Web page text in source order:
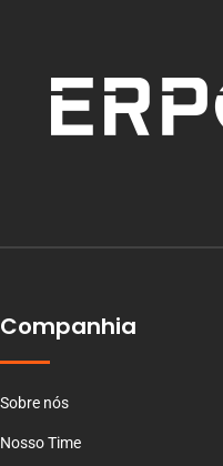
Companhia
Sobre nós
Nosso Time